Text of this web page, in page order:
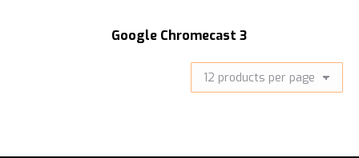
Google Chromecast 3